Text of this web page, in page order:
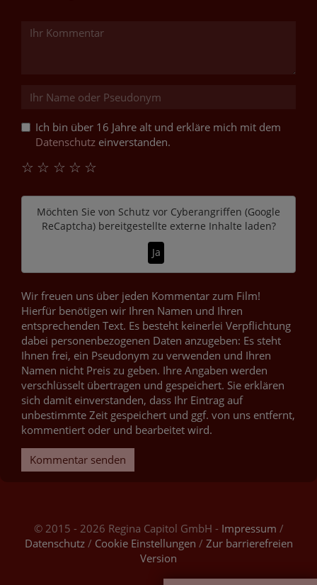
Ich bin über 16 Jahre alt und erkläre mich mit dem
Datenschutz einverstanden.
☆
☆
☆
☆
☆
Möchten Sie von Schutz vor Cyberangriffen (Google
ReCaptcha)bereitgestellte externe Inhalte laden?
Ja
Wir freuen uns über jeden Kommentar zum Film!
Hierfür benötigen wir Ihren Namen und Ihren
entsprechenden Text. Es besteht keinerlei Verpflichtung
dabei personenbezogenen Daten anzugeben: Es steht
Ihnen frei, ein Pseudonym zu verwenden und Ihren
Namen nicht Preis zu geben. Ihre Angaben werden
verschlüsselt übertragen und gespeichert. Sie erklären
sich damit einverstanden, dass Ihr Eintrag auf
unbestimmte Zeit gespeichert und ggf. von uns entfernt,
kommentiert oder und bearbeitet wird.
Kommentar senden
© 2015 - 2026 Regina Capitol GmbH - Impressum /
Datenschutz/ Cookie Einstellungen / Zur barrierefreien
Version